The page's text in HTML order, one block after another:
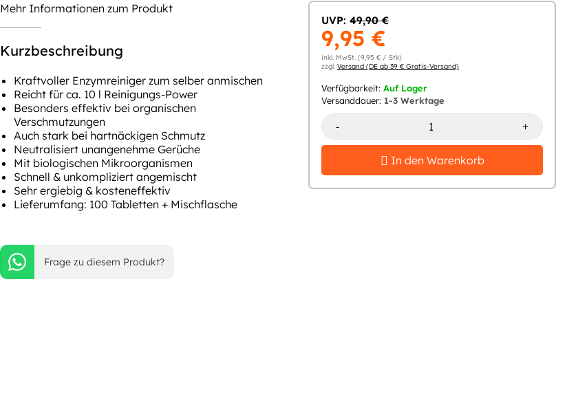
Mehr Informationen zum Produkt
Kurzbeschreibung
Kraftvoller Enzymreiniger zum selber anmischen
Reicht für ca. 10 l Reinigungs-Power
Besonders effektiv bei organischen
Verschmutzungen
Auch stark bei hartnäckigen Schmutz
Neutralisiert unangenehme Gerüche
Mit biologischen Mikroorganismen
Schnell & unkompliziert angemischt
Sehr ergiebig & kosteneffektiv
Lieferumfang: 100 Tabletten + Mischflasche
Frage zu diesem Produkt?
UVP: 49,90 €
9,95 €
inkl. MwSt. (9,95 € / Stk)
zzgl. Versand (DE ab 39 € Gratis-Versand)
Verfügbarkeit: Auf Lager
Versanddauer: 1-3 Werktage
- +
In den Warenkorb